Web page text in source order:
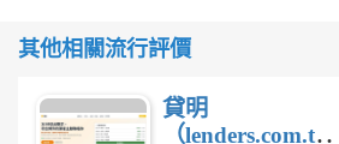
其他相關流行評價
貸明
（lenders.com.tw